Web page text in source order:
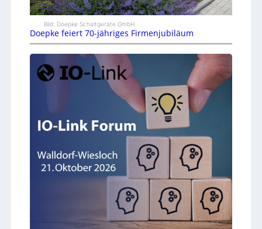
Bild: Doepke Schaltgeräte GmbH
Doepke feiert 70-jähriges Firmenjubiläum